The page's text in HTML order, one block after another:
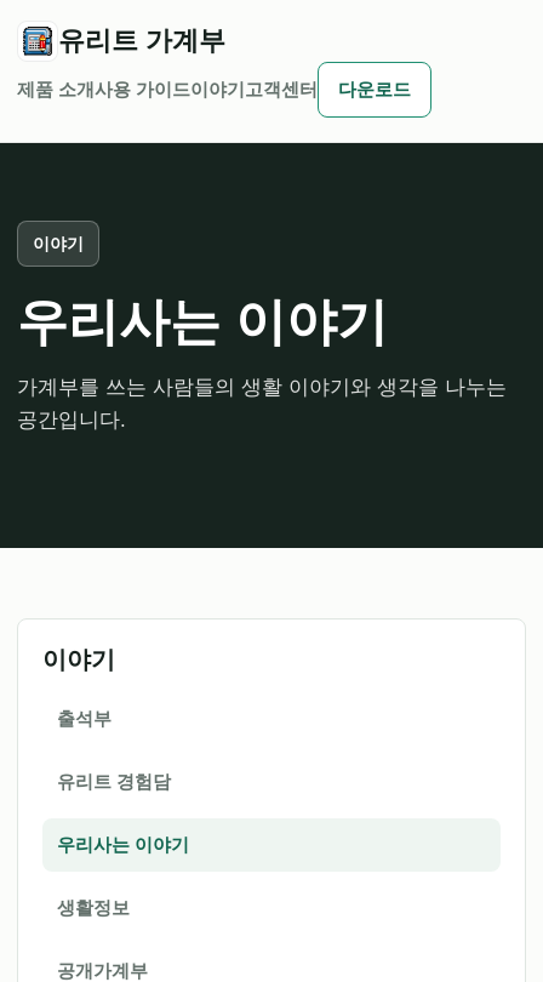
유리트 가계부
제품 소개사용 가이드이야기 고객센터 다운로드
이야기
우리사는 이야기
가계부를 쓰는 사람들의 생활 이야기와 생각을 나누는
공간입니다.
이야기
출석부
유리트 경험담
우리사는 이야기
생활정보
공개가계부